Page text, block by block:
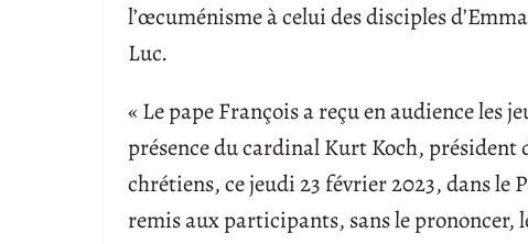
l’œcuménisme à celui des disciples
Luc.
« Le pape François a reçu en audience les
présence du cardinal Kurt Koch,
chrétiens, ce jeudi 23 février 2023, dans le
remis aux participants, sans le prononcer,